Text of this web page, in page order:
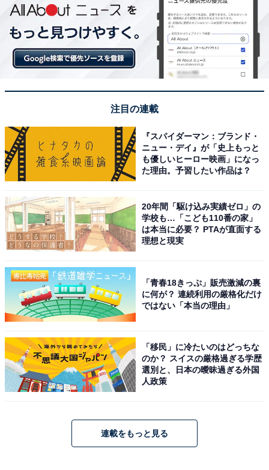
注目の連載
『スパイダーマン：ブランド・
ニュー・デイ』が「史上もっと
も優しいヒーロー映画」になっ
た理由。予習したい作品は？
20年間「駆け込み実績ゼロ」の
学校も…「こども110番の家」
は本当に必要？ PTAが直面する
理想と現実
「青春18きっぷ」販売激減の裏
に何が？ 連続利用の厳格化だけ
ではない「本当の理由」
「移民」に冷たいのはどっちな
のか？ スイスの厳格過ぎる学歴
選別と、日本の曖昧過ぎる外国
人政策
連載をもっと見る